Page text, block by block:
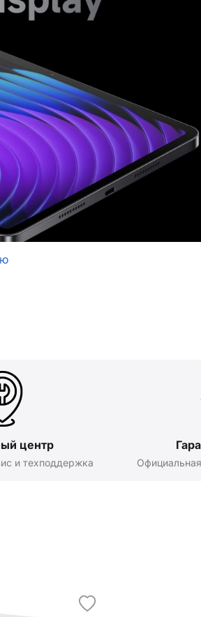
центр
и техподдержка